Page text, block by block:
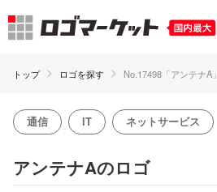
トップ ロゴを探す No.17498「アンテナA」
通信 IT ネットサービス
アンテナAのロゴ